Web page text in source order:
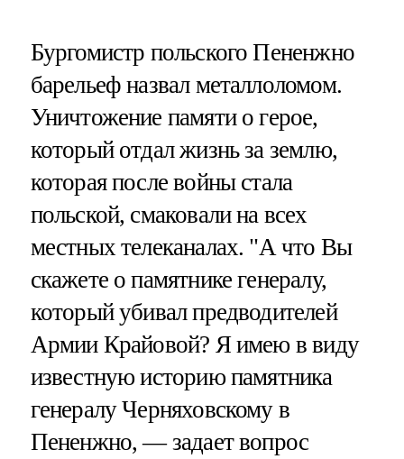
Бургомистр польского Пененжно
барельеф назвал металлоломом.
Уничтожение памяти о герое,
который отдал жизнь за землю,
которая после войны стала
польской, смаковали на всех
местных телеканалах. "А что Вы
скажете о памятнике генералу,
который убивал предводителей
Армии Крайовой? Я имею в виду
известную историю памятника
генералу Черняховскому в
Пененжно, — задает вопрос